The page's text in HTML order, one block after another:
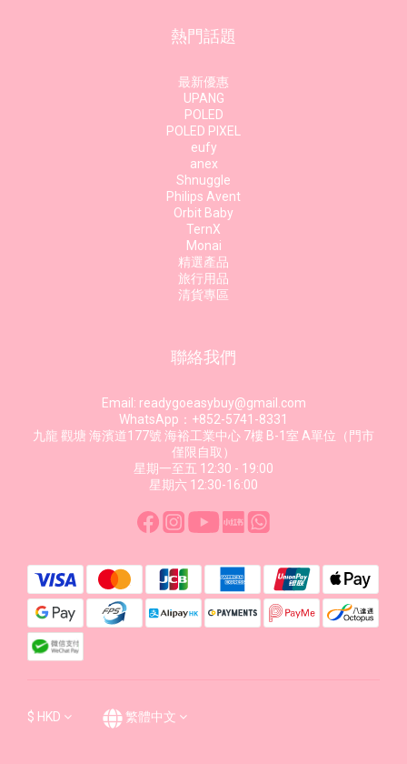
熱門話題
最新優惠
UPANG
POLED
POLED PIXEL
eufy
anex
Shnuggle
Philips Avent
Orbit Baby
TernX
Monai
精選產品
旅行用品
清貨專區
聯絡我們
Email: readygoeasybuy@gmail.com
WhatsApp：+852-5741-8331
九龍 觀塘 海濱道177號 海裕工業中心 7樓 B-1室 A單位（門市
僅限自取）
星期一至五 12:30 - 19:00
星期六 12:30-16:00
$ HKD 繁體中文